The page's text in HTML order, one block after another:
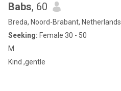
Babs, 60
Breda, Noord-Brabant, Netherlands
Seeking: Female 30 - 50
M
Kind ,gentle